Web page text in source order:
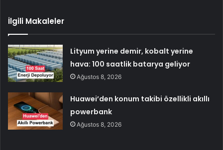
İlgili Makaleler
Lityum yerine demir, kobalt yerine
hava: 100 saatlik batarya geliyor
Ağustos 8, 2026
Huawei’den konum takibi özellikli akıllı
powerbank
Ağustos 8, 2026